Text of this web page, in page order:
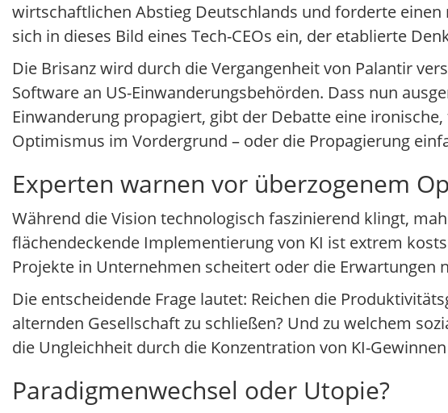
wirtschaftlichen Abstieg Deutschlands und forderte
sich in dieses Bild eines Tech-CEOs ein, der etablierte
Die Brisanz wird durch die Vergangenheit von Palantir
Software an US-Einwanderungsbehörden. Dass nun
Einwanderung propagiert, gibt der Debatte eine
Optimismus im Vordergrund – oder die Propagierung
Experten warnen vor überzogenem
Während die Vision technologisch faszinierend klingt,
flächendeckende Implementierung von KI ist extrem
Projekte in Unternehmen scheitert oder die Erwartungen
Die entscheidende Frage lautet: Reichen die
alternden Gesellschaft zu schließen? Und zu welchem
die Ungleichheit durch die Konzentration von KI-
Paradigmenwechsel oder Utopie?